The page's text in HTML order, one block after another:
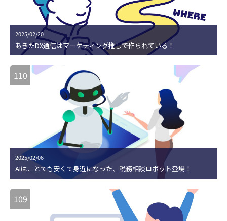
2025/02/20
あきたDX通信はマーケティング推しで作られている！
110
2025/02/06
AIは、とても安くて身近になった、税務相談ロボット登場！
109